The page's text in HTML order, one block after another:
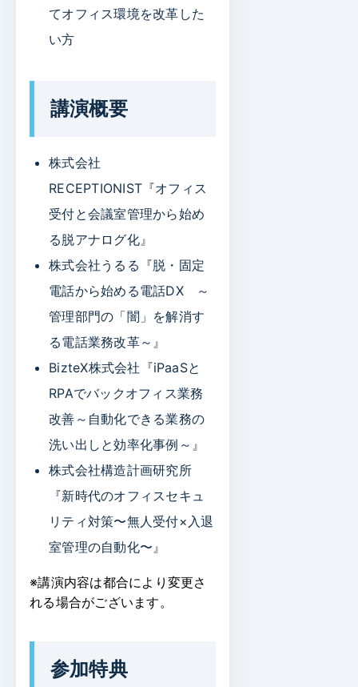
てオフィス環境を改革した
い方
講演概要
株式会社
RECEPTIONIST『オフィス
受付と会議室管理から始め
る脱アナログ化』
株式会社うるる『脱・固定
電話から始める電話DX ～
管理部門の「闇」を解消す
る電話業務改革～』
BizteX株式会社『iPaaSと
RPAでバックオフィス業務
改善～自動化できる業務の
洗い出しと効率化事例～』
株式会社構造計画研究所
『新時代のオフィスセキュ
リティ対策〜無人受付×入退
室管理の自動化〜』
※講演内容は都合により変更さ
れる場合がございます。
参加特典